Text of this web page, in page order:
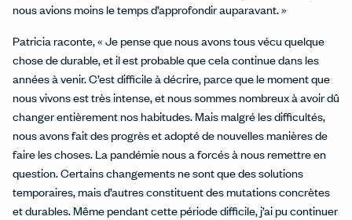
nous avions moins le temps d’approfondir auparavant. »
Patricia raconte, « Je pense que nous avons tous vécu quelque
chose de durable, et il est probable que cela continue dans les
années à venir. C’est difficile à décrire, parce que le moment que
nous vivons est très intense, et nous sommes nombreux à avoir dû
changer entièrement nos habitudes. Mais malgré les difficultés,
nous avons fait des progrès et adopté de nouvelles manières de
faire les choses. La pandémie nous a forcés à nous remettre en
question. Certains changements ne sont que des solutions
temporaires, mais d’autres constituent des mutations concrètes
et durables. Même pendant cette période difficile, j’ai pu continuer